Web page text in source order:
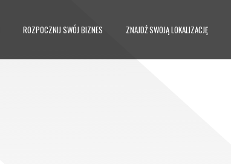
ROZPOCZNIJ SWÓJ BIZNES ZNAJDŹ SWOJĄ LOKALIZACJĘ